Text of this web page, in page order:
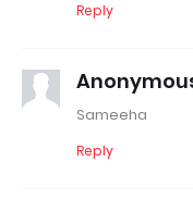
Reply
Sameeha
Reply